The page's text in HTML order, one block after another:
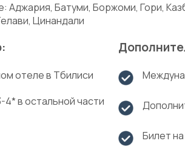
Аджария, Батуми, Боржоми, Гори,
Цинандали
отеле в Тбилиси
в остальной части
Билет